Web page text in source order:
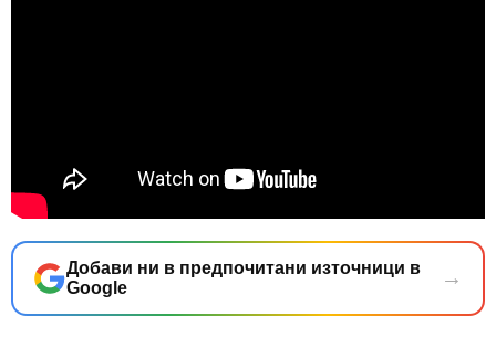
Добави ни в предпочитани източници в
Google
→